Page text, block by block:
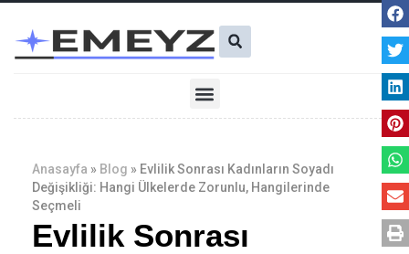
atla
Ara
Menü
Anasayfa » Blog » Evlilik Sonrası Kadınların Soyadı
Değişikliği: Hangi Ülkelerde Zorunlu, Hangilerinde
Seçmeli
Evlilik Sonrası